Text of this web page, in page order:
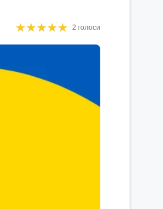
★★★★★
★★★★★ 2 голоси